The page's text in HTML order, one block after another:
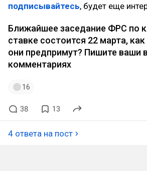
подписывайтесь, будет еще
Ближайшее заседание ФРС по
ставке состоится 22 марта,
они предпримут? Пишите ваши
комментариях
16
38 13
4 ответа на пост